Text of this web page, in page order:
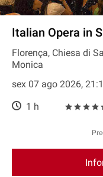
Italian Opera in
Florença, Chiesa di
Monica
sex 07 ago 2026,
1 h